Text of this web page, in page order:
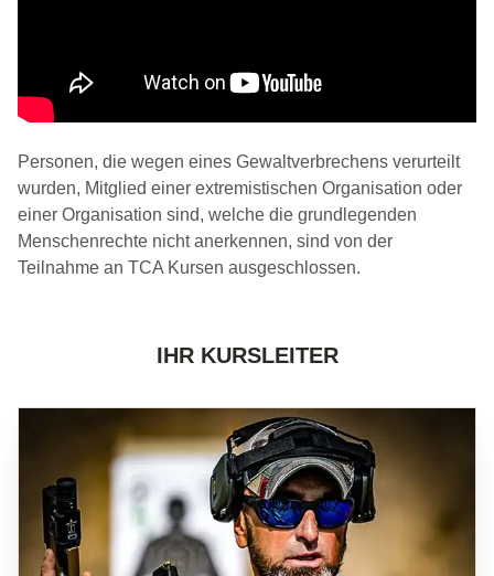
Personen, die wegen eines Gewaltverbrechens verurteilt
wurden, Mitglied einer extremistischen Organisation oder
einer Organisation sind, welche die grundlegenden
Menschenrechte nicht anerkennen, sind von der
Teilnahme an TCA Kursen ausgeschlossen.
IHR KURSLEITER